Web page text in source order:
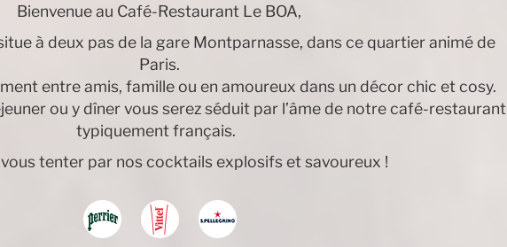
Bienvenue au Café-Restaurant Le BOA,
à deux pas de la gare Montparnasse, dans ce quartier animé de
Paris.
entre amis, famille ou en amoureux dans un décor chic et cosy.
ou y dîner vous serez séduit par l’âme de notre café-restaurant
typiquement français.
vous tenter par nos cocktails explosifs et savoureux !